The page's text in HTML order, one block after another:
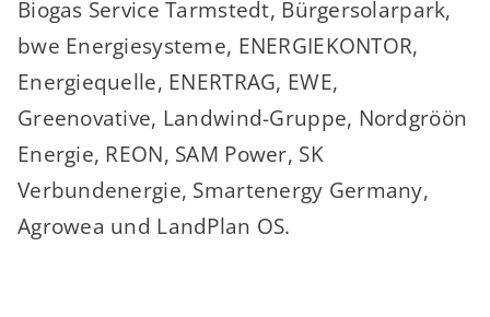
Biogas Service Tarmstedt, Bürgersolarpark,
bwe Energiesysteme, ENERGIEKONTOR,
Energiequelle, ENERTRAG, EWE,
Greenovative, Landwind-Gruppe, Nordgröön
Energie, REON, SAM Power, SK
Verbundenergie, Smartenergy Germany,
Agrowea und LandPlan OS.